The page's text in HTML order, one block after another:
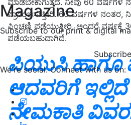
Magazine
Subscribe to our print & digital
Subscribe
We're social. Connect with us on:
ಮಾಡಬೇಕಾಗುತ್ತದೆ. ನೀವು 60
ಪ್ರಾರಂಭಿಸುತ್ತೀರಿ. 60 ವರ್ಷಗಳ ನಂತರ,
ಪಿಂಚಣಿ ಪಡೆಯುತ್ತೀರಿ, ಅಂದರೆ ವರ್ಷಕ್ಕೆ
ಪಡೆಯಬಹುದಾಗಿದೆ.
ಪಿಯುಸಿ ಹಾಗೂ
ಆದವರಿಗೆ
ನೇಮಕಾತಿ